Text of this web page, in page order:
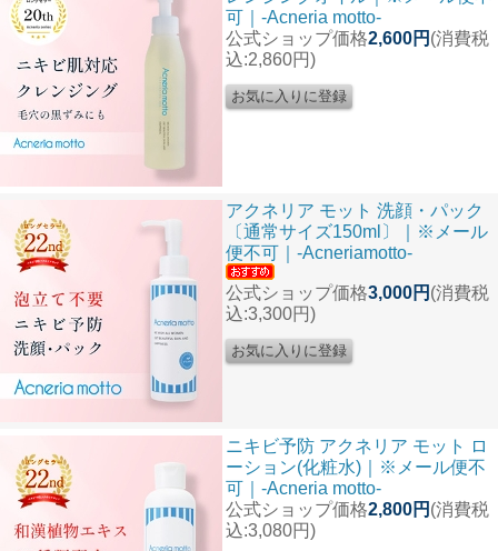
可｜-Acneria motto-
公式ショップ価格2,600円 (消費税
込:2,860円)
アクネリア モット 洗顔・パック
〔通常サイズ150ml〕｜※メール
便不可｜-Acneriamotto-
公式ショップ価格3,000円 (消費税
込:3,300円)
ニキビ予防 アクネリア モット ロ
ーション(化粧水)｜※メール便不
可｜-Acneria motto-
公式ショップ価格2,800円 (消費税
込:3,080円)